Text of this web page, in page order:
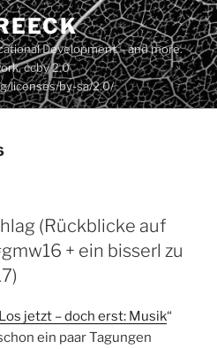
Development – and more.
ccby 2.0
licenses/by-sa/2.0/
(Rückblicke auf
+ ein bisserl zu
Los jetzt – doch erst: Musik“
ein paar Tagungen